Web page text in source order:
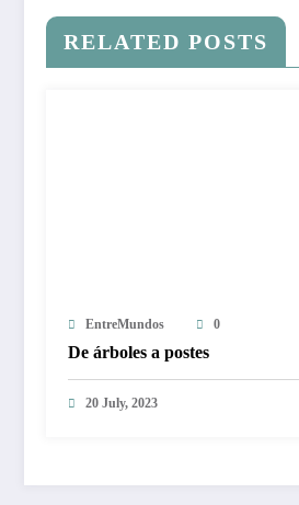
RELATED POSTS
EntreMundos 0
De árboles a postes
20 July, 2023